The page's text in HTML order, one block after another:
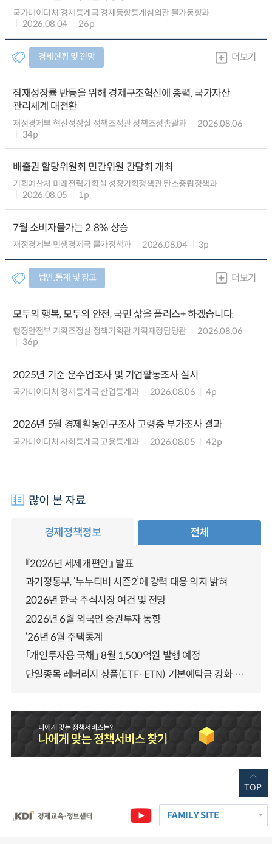
국가데이터처 경제통계국 경제동향통계심의관 물가동향과
2026.08.04
26p
경제현황 및 전망 더보기
잠재성장률 반등을 위해 경제구조혁신에 총력, 국가자산
관리체계 대전환
재정경제부 혁신성장실 정책조정관 정책조정총괄과
2026.08.06
34p
배출권 할당위원회 민간위원 간담회 개최
기획예산처 미래전략기획실 성장기획정책관 탄소중립정책과
2026.08.05
1p
7월 소비자물가는 2.8% 상승
재정경제부 민생경제국 물가정책과 2026.08.04 3p
법안.통계 및 참고 더보기
모두의 행복, 모두의 안전, 국민 삶을 플러스+ 하겠습니다.
행정안전부 기획조정실 정책기획관 기획재정담당관
2026.08.06
36p
2025년 기준 운수업조사 및 기업활동조사 실시
국가데이터처 경제통계국 산업통계과 2026.08.06 4p
2026년 5월 경제활동인구조사 고령층 부가조사 결과
국가데이터처 사회통계국 고용통계과 2026.08.05 42p
많이 본 자료
경제정책정보 전체
『2026년 세제개편안』 발표
과기정통부, ‘누누티비 시즌2’에 강력 대응 의지 밝혀
2026년 한국 주식시장 여건 및 전망
2026년 6월 외국인 증권투자 동향
‘26년 6월 주택통계
「개인투자용 국채」 8월 1,500억원 발행 예정
단일종목 레버리지 상품(ETF·ETN) 기본예탁금 강화 조기시행 방안 안내
FAMILY SITE
TOP